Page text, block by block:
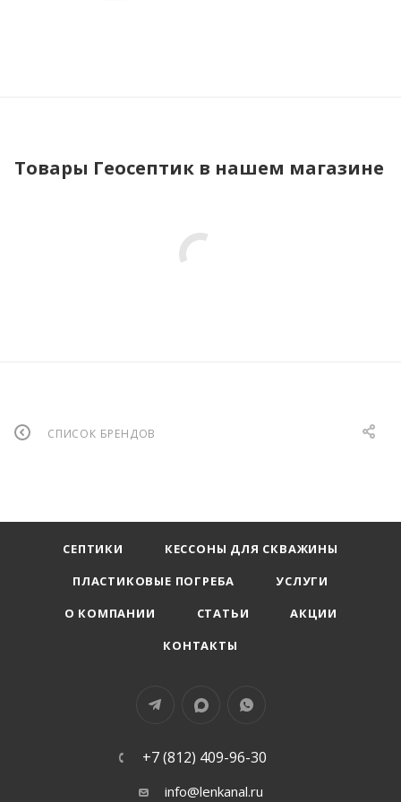
Товары Геосептик в нашем магазине
СПИСОК БРЕНДОВ
СЕПТИКИ
КЕССОНЫ ДЛЯ СКВАЖИНЫ
ПЛАСТИКОВЫЕ ПОГРЕБА
УСЛУГИ
О КОМПАНИИ
СТАТЬИ
АКЦИИ
КОНТАКТЫ
+7 (812) 409-96-30
info@lenkanal.ru